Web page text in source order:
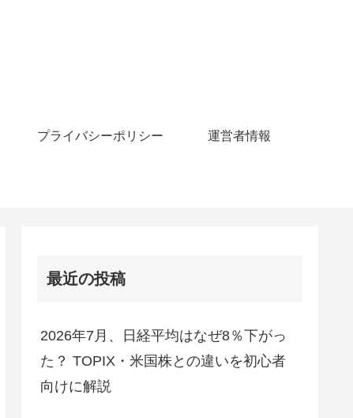
プライバシーポリシー 運営者情報
最近の投稿
2026年7月、日経平均はなぜ8％下がっ
た？ TOPIX・米国株との違いを初心者
向けに解説